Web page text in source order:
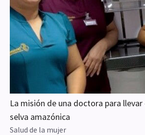
La misión de una doctora para
selva amazónica
Salud de la mujer